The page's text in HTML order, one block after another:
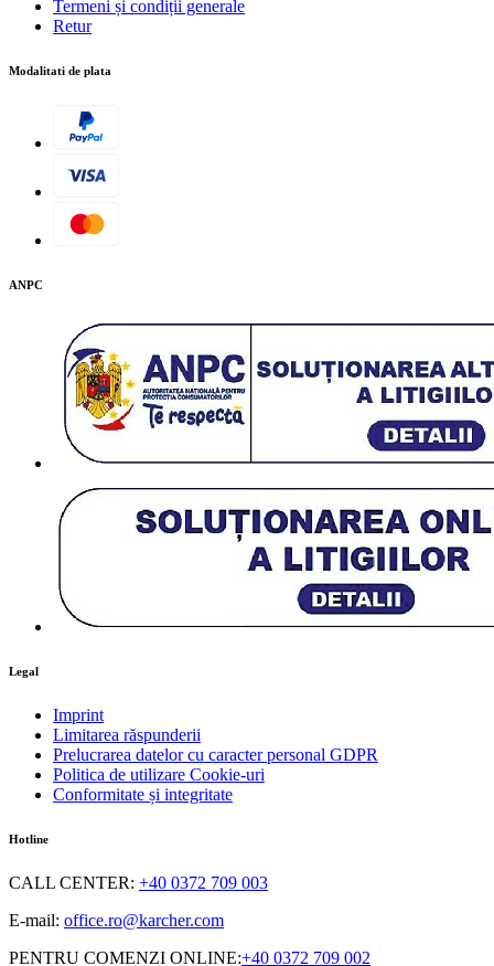
Termeni și condiții generale
Retur
Modalitati de plata
ANPC
Legal
Imprint
Limitarea răspunderii
Prelucrarea datelor cu caracter personal GDPR
Politica de utilizare Cookie-uri
Conformitate și integritate
Hotline
CALL CENTER: +40 0372 709 003
E-mail: office.ro@karcher.com
PENTRU COMENZI ONLINE:+40 0372 709 002